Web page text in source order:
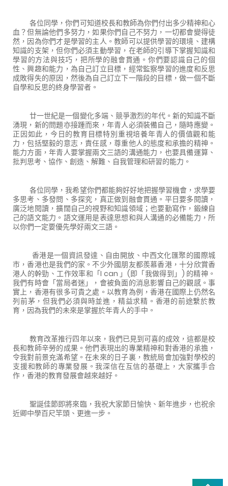
各位同學，你們可知道校長和教師為你們付出多少精神和心
血？但無論他們多努力，如果你們自己不努力，一切都會變得徒
然，因為你們才是學習的主人。教師可以提供學習的環境、建構
知識的支架，但你們必須主動學習，在老師的引導下掌握知識和
學習的方法與技巧，把所學的融會貫通。你們要認識自己的個
性、興趣和能力，為自己訂立目標，經常監察學習的進度和反思
成敗得失的原因，然後為自己訂立下一階段的目標，做一個不斷
自學和反思的終身學習者。
廿一世紀是一個變化多端、競爭激烈的年代。新的知識不斷
湧現，新的問題亦接踵而來，年青人必須裝備自己，隨時應變。
正因如此，今日的教育目標特別重視培養年青人的價值觀和能
力，包括堅毅的意志，責任感，尊重他人的態度和承擔的精神。
能力方面，年青人要掌握兩文三語的溝通能力，也要具備運算、
批判思考、協作、創造、解難、自我管理和研習的能力。
各位同學，我希望你們都能夠好好地把握學習機會，求學要
多思考、多發問、多探究，真正做到融會貫通。平日要多閱讀，
廣泛地閱讀，擴闊自己的視野和知識領域；也要勤寫作，鍛練自
己的語文能力。語文運用是表達思想和與人溝通的必備能力，所
以你們一定要優先學好兩文三語。
香港是一個資訊發達、自由開放、中西文化匯聚的國際城
市，香港也是我們的家。不少外國朋友都羨慕香港，十分欣賞香
港人的幹勁、工作效率和「I can 」(即「我做得到」) 的精神。
我們有時會「當局者迷」，會被負面的消息影響自己的觀感。事
實上，香港有很多可貴之處。以教育為例，香港在國際上仍然名
列前茅，但我們必須與時並進，精益求精。香港的前途繫於教
育，因為我們的未來是掌握於年青人的手中。
教育改革推行四年以來，我們已見到可喜的成效，這都是校
長和教師辛勞的成果。他們表現出的專業精神和對香港的承擔，
令我對前景充滿希望。在未來的日子裏，教統局會加強對學校的
支援和教師的專業發展。我深信在互信的基礎上，大家攜手合
作，香港的教育發展會越來越好。
聖誕佳節即將來臨，我祝大家節日愉快、新年進步，也祝余
近卿中學百尺竿頭、更進一步。